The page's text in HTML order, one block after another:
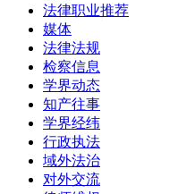
法律职业推荐
媒体
法律法规
检察信息
学界动态
知产往事
学界经纬
行政执法
域外法治
对外交流